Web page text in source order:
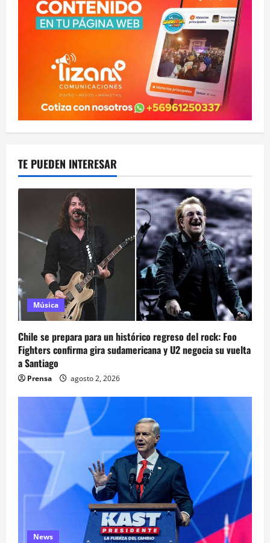
TE PUEDEN INTERESAR
Música
Chile se prepara para un histórico regreso del rock: Foo
Fighters confirma gira sudamericana y U2 negocia su vuelta
a Santiago
Prensa agosto 2, 2026
News